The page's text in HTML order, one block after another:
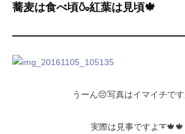
蕎麦は食べ頃🍶紅葉は見頃🍁
うーん😔写真はイマイチで
実際は見事ですよ➰🍁🍁